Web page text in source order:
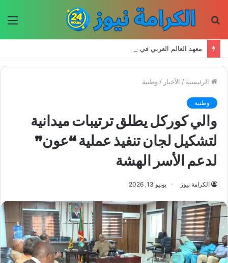
الرئيسية / الأخبار / وطنية
وطنية
والي كوركل يطلق ترتيبات ميدانية
لتشكيل لجان تنفيذ عملية “عون”
لدعم الأسر الهشة
الكرامة نيوز يونيو 13, 2026